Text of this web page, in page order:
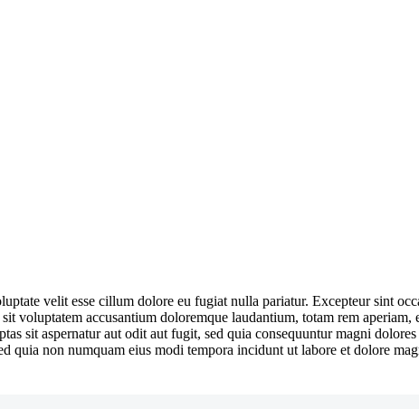
velit esse cillum dolore eu fugiat nulla pariatur. Excepteur sint
voluptatem accusantium doloremque laudantium, totam rem
sit aspernatur aut odit aut fugit, sed quia consequuntur magni
quia non numquam eius modi tempora incidunt ut labore et dolore